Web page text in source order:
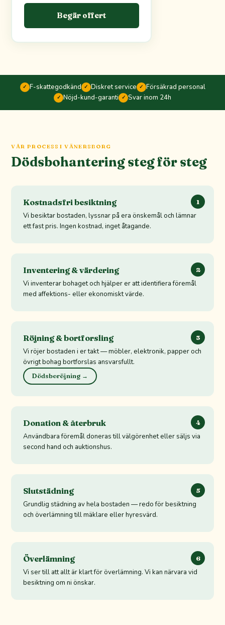
Begär offert
✓ F-skattegodkänd ✓ Diskret service ✓ Försäkrad personal
✓ Nöjd-kund-garanti ✓ Svar inom 24h
VÅR PROCESS I VÄNERSBORG
Dödsbohantering steg för steg
1
Kostnadsfri besiktning
Vi besiktar bostaden, lyssnar på era önskemål och lämnar
ett fast pris. Ingen kostnad, inget åtagande.
2
Inventering & värdering
Vi inventerar bohaget och hjälper er att identifiera föremål
med affektions- eller ekonomiskt värde.
3
Röjning & bortforsling
Vi röjer bostaden i er takt — möbler, elektronik, papper och
övrigt bohag bortforslas ansvarsfullt.
Dödsboröjning →
4
Donation & återbruk
Användbara föremål doneras till välgörenhet eller säljs via
second hand och auktionshus.
5
Slutstädning
Grundlig städning av hela bostaden — redo för besiktning
och överlämning till mäklare eller hyresvärd.
6
Överlämning
Vi ser till att allt är klart för överlämning. Vi kan närvara vid
besiktning om ni önskar.